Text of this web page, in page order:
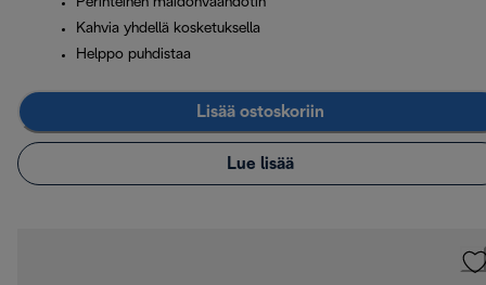
Perinteinen maidonvaahdotin
Kahvia yhdellä kosketuksella
Helppo puhdistaa
Lisää ostoskoriin
Lue lisää